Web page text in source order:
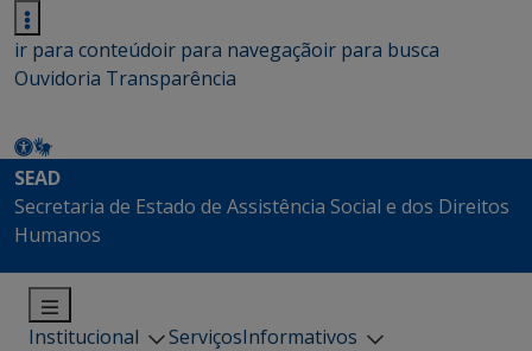
ir para conteúdoir para navegaçãoir para busca
Ouvidoria Transparência
SEAD
Secretaria de Estado de Assistência Social e dos Direitos
Humanos
Institucional ServiçosInformativos